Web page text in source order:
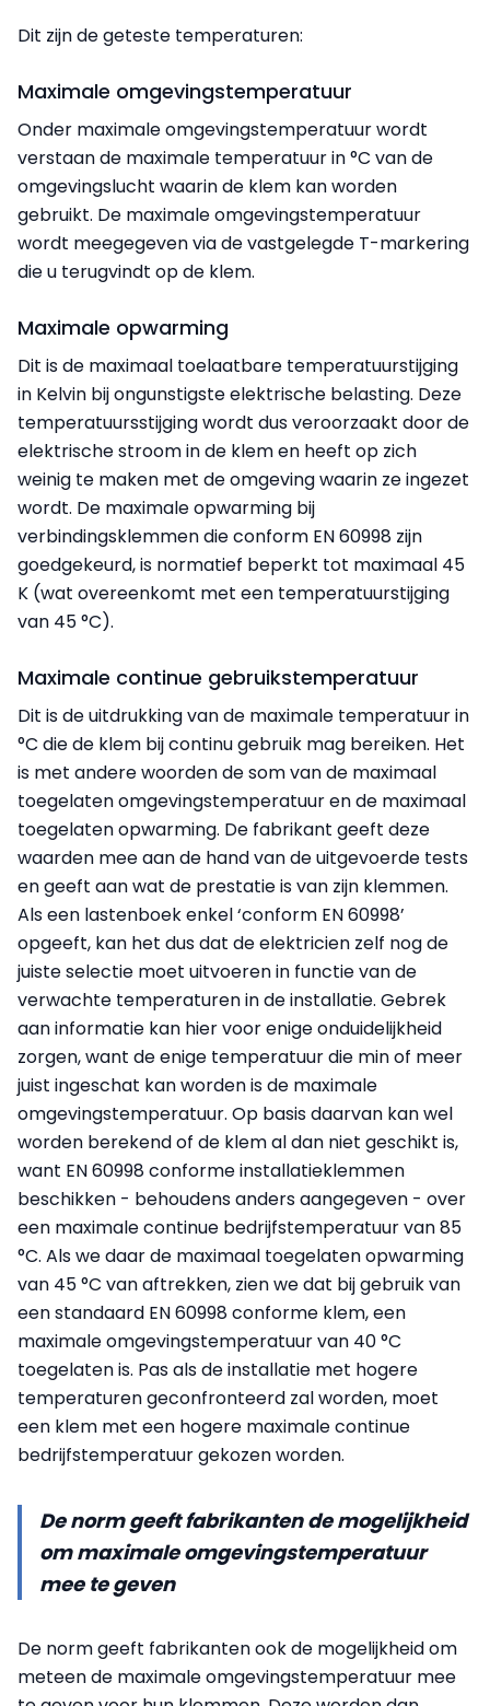
Dit zijn de geteste temperaturen:
Maximale omgevingstemperatuur
Onder maximale omgevingstemperatuur wordt
verstaan de maximale temperatuur in °C van de
omgevingslucht waarin de klem kan worden
gebruikt. De maximale omgevingstemperatuur
wordt meegegeven via de vastgelegde T-markering
die u terugvindt op de klem.
Maximale opwarming
Dit is de maximaal toelaatbare temperatuurstijging
in Kelvin bij ongunstigste elektrische belasting. Deze
temperatuursstijging wordt dus veroorzaakt door de
elektrische stroom in de klem en heeft op zich
weinig te maken met de omgeving waarin ze ingezet
wordt. De maximale opwarming bij
verbindingsklemmen die conform EN 60998 zijn
goedgekeurd, is normatief beperkt tot maximaal 45
K (wat overeenkomt met een temperatuurstijging
van 45 °C).
Maximale continue gebruikstemperatuur
Dit is de uitdrukking van de maximale temperatuur in
°C die de klem bij continu gebruik mag bereiken. Het
is met andere woorden de som van de maximaal
toegelaten omgevingstemperatuur en de maximaal
toegelaten opwarming. De fabrikant geeft deze
waarden mee aan de hand van de uitgevoerde tests
en geeft aan wat de prestatie is van zijn klemmen.
Als een lastenboek enkel ‘conform EN 60998’
opgeeft, kan het dus dat de elektricien zelf nog de
juiste selectie moet uitvoeren in functie van de
verwachte temperaturen in de installatie. Gebrek
aan informatie kan hier voor enige onduidelijkheid
zorgen, want de enige temperatuur die min of meer
juist ingeschat kan worden is de maximale
omgevingstemperatuur. Op basis daarvan kan wel
worden berekend of de klem al dan niet geschikt is,
want EN 60998 conforme installatieklemmen
beschikken - behoudens anders aangegeven - over
een maximale continue bedrijfstemperatuur van 85
°C. Als we daar de maximaal toegelaten opwarming
van 45 °C van aftrekken, zien we dat bij gebruik van
een standaard EN 60998 conforme klem, een
maximale omgevingstemperatuur van 40 °C
toegelaten is. Pas als de installatie met hogere
temperaturen geconfronteerd zal worden, moet
een klem met een hogere maximale continue
bedrijfstemperatuur gekozen worden.
De norm geeft fabrikanten de mogelijkheid
om maximale omgevingstemperatuur
mee te geven
De norm geeft fabrikanten ook de mogelijkheid om
meteen de maximale omgevingstemperatuur mee